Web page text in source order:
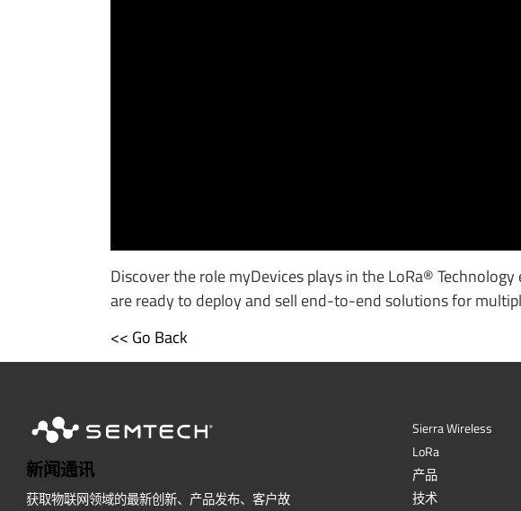
Discover the role myDevices plays in the LoRa®
are ready to deploy and sell end-to-end solutions for
<< Go Back
新闻通讯
获取物联网领域的最新创新、产品发布、客户故
Sierra Wireless
LoRa
产品
技术